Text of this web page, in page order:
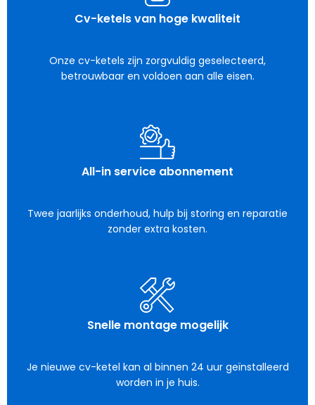
Cv-ketels van hoge kwaliteit
Onze cv-ketels zijn zorgvuldig geselecteerd,
betrouwbaar en voldoen aan alle eisen.
All-in service abonnement
Twee jaarlijks onderhoud, hulp bij storing en reparatie
zonder extra kosten.
Snelle montage mogelijk
Je nieuwe cv-ketel kan al binnen 24 uur geïnstalleerd
worden in je huis.